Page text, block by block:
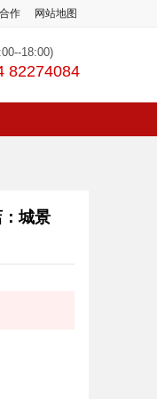
作 网站地图
18:00)
82274084
城景